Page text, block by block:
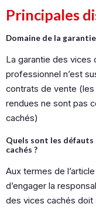
Principales
Domaine de la
La garantie des vices
professionnel n’est
contrats de vente
rendues ne sont pas
cachés)
Quels sont les
cachés ?
Aux termes de
d’engager la
des vices cachés doit